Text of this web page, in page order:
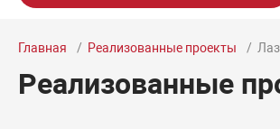
Главная Реализованные проекты
Реализованные